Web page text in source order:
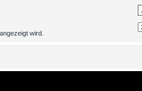
wird.